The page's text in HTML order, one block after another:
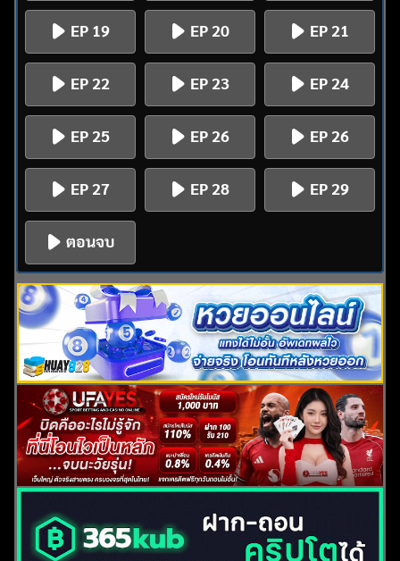
ค้นหา
สำหรับ:
EP 19 EP 20 EP 21
EP 22 EP 23 EP 24
EP 25 EP 26 EP 26
EP 27 EP 28 EP 29
ตอนจบ